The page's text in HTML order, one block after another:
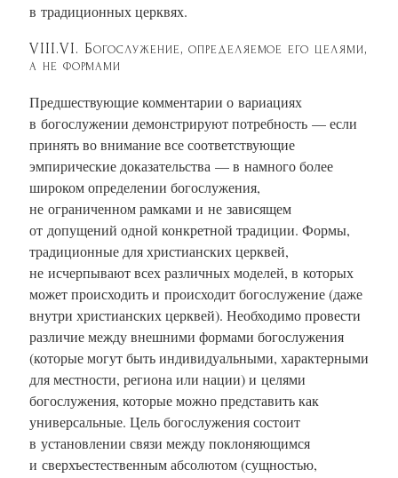
в традиционных церквях.
VIII.VI. Богослужение, определяемое его целями,
а не формами
Предшествующие комментарии о вариациях
в богослужении демонстрируют потребность — если
принять во внимание все соответствующие
эмпирические доказательства — в намного более
широком определении богослужения,
не ограниченном рамками и не зависящем
от допущений одной конкретной традиции. Формы,
традиционные для христианских церквей,
не исчерпывают всех различных моделей, в которых
может происходить и происходит богослужение (даже
внутри христианских церквей). Необходимо провести
различие между внешними формами богослужения
(которые могут быть индивидуальными, характерными
для местности, региона или нации) и целями
богослужения, которые можно представить как
универсальные. Цель богослужения состоит
в установлении связи между поклоняющимся
и сверхъестественным абсолютом (сущностью,